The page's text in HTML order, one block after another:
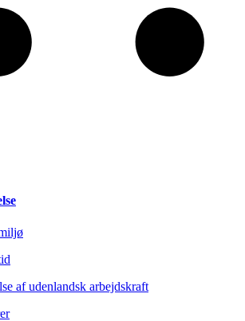
af udenlandsk arbejdskraft